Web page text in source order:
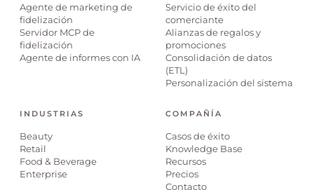
Agente de marketing de
fidelización
Servidor MCP de
fidelización
Agente de informes con IA
Servicio de éxito del
comerciante
Alianzas de regalos y
promociones
Consolidación de datos
(ETL)
Personalización del sistema
INDUSTRIAS
Beauty
Retail
Food & Beverage
Enterprise
COMPAÑÍA
Casos de éxito
Knowledge Base
Recursos
Precios
Contacto